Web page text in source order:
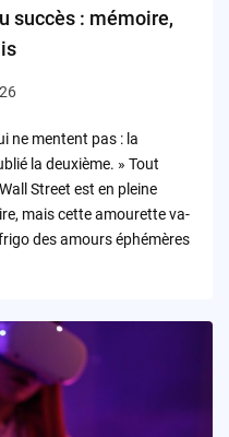
succès : mémoire,
ne mentent pas : la
la deuxième. » Tout
Street est en pleine
mais cette amourette va-
des amours éphémères